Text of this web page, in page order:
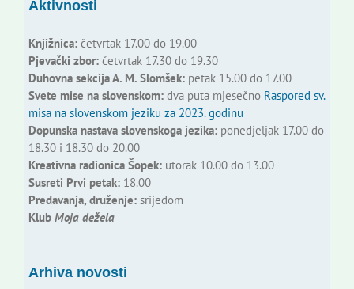
Aktivnosti
Knjižnica:četvrtak 17.00 do 19.00
Pjevački zbor:četvrtak 17.30 do 19.30
Duhovna sekcija A. M. Slomšek:petak 15.00 do 17.00
Svete mise na slovenskom:dva puta mjesečno Raspored sv.
misa na slovenskom jeziku za 2023. godinu
Dopunska nastava slovenskoga jezika:ponedjeljak 17.00 do
18.30 i 18.30 do 20.00
Kreativna radionica Šopek:utorak 10.00 do 13.00
Susreti Prvi petak:18.00
Predavanja, druženje:srijedom
Klub Moja dežela
Arhiva novosti